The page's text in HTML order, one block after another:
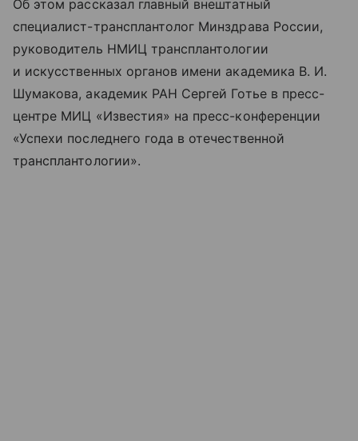
Об этом рассказал главный внештатный
специалист-трансплантолог Минздрава России,
руководитель НМИЦ трансплантологии
и искусственных органов имени академика В. И.
Шумакова, академик РАН Сергей Готье в пресс-
центре МИЦ «Известия» на пресс-конференции
«Успехи последнего года в отечественной
трансплантологии».